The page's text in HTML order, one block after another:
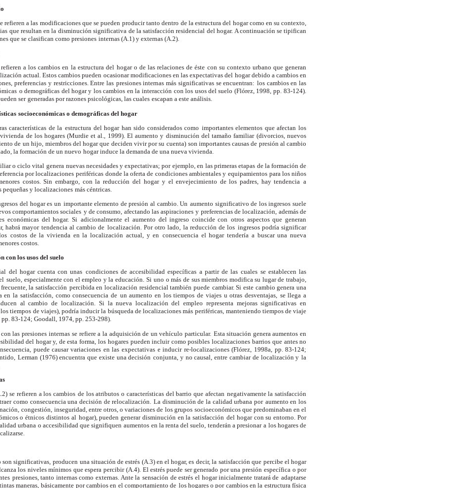
refieren a las modificaciones que se pueden producir tanto dentro de la estructura del hogar como en su contexto,
que resultan en la disminución significativa de la satisfacción residencial del hogar. A continuación se tipifican
que se clasifican como presiones internas (A.1) y externas (A.2).
a los cambios en la estructura del hogar o de las relaciones de éste con su contexto urbano que generan
actual. Estos cambios pueden ocasionar modificaciones en las expectativas del hogar debido a cambios en
preferencias y restricciones. Entre las presiones internas más significativas se encuentran: los cambios en las
o demográficas del hogar y los cambios en la interacción con los usos del suelo (Flórez, 1998, pp. 83-124).
ser generadas por razones psicológicas, las cuales escapan a este análisis.
socioeconómicas o demográficas del hogar
características de la estructura del hogar han sido considerados como importantes elementos que afectan los
de los hogares (Murdie et al., 1999). El aumento y disminución del tamaño familiar (divorcios, nuevos
de un hijo, miembros del hogar que deciden vivir por su cuenta) son importantes causas de presión al cambio
la formación de un nuevo hogar induce la demanda de una nueva vivienda.
o ciclo vital genera nuevas necesidades y expectativas; por ejemplo, en las primeras etapas de la formación de
por localizaciones periféricas donde la oferta de condiciones ambientales y equipamientos para los niños
costos. Sin embargo, con la reducción del hogar y el envejecimiento de los padres, hay tendencia a
pequeñas y localizaciones más céntricas.
del hogar es un importante elemento de presión al cambio. Un aumento significativo de los ingresos suele
comportamientos sociales y de consumo, afectando las aspiraciones y preferencias de localización, además de
económicas del hogar. Si adicionalmente el aumento del ingreso coincide con otros aspectos que generan
habrá mayor tendencia al cambio de localización. Por otro lado, la reducción de los ingresos podría significar
costos de la vivienda en la localización actual, y en consecuencia el hogar tendería a buscar una nueva
costos.
con los usos del suelo
del hogar cuenta con unas condiciones de accesibilidad específicas a partir de las cuales se establecen las
suelo, especialmente con el empleo y la educación. Si uno o más de sus miembros modifica su lugar de trabajo,
la satisfacción percibida en localización residencial también puede cambiar. Si este cambio genera una
en la satisfacción, como consecuencia de un aumento en los tiempos de viajes u otras desventajas, se llega a
al cambio de localización. Si la nueva localización del empleo representa mejoras significativas en
los tiempos de viajes), podría inducir la búsqueda de localizaciones más periféricas, manteniendo tiempos de viaje
pp. 83-124; Goodall, 1974, pp. 253-298).
las presiones internas se refiere a la adquisición de un vehículo particular. Esta situación genera aumentos en
del hogar y, de esta forma, los hogares pueden incluir como posibles localizaciones barrios que antes no
puede causar variaciones en las expectativas e inducir re-localizaciones (Flórez, 1998a, pp. 83-124;
Lerman (1976) encuentra que existe una decisión conjunta, y no causal, entre cambiar de localización y la
se refieren a los cambios de los atributos o características del barrio que afectan negativamente la satisfacción
traer como consecuencia una decisión de relocalización. La disminución de la calidad urbana por aumento en los
congestión, inseguridad, entre otros, o variaciones de los grupos socioeconómicos que predominaban en el
o étnicos distintos al hogar), pueden generar disminución en la satisfacción del hogar con su entorno. Por
urbana o accesibilidad que signifiquen aumentos en la renta del suelo, tenderán a presionar a los hogares de
son significativas, producen una situación de estrés (A.3) en el hogar, es decir, la satisfacción que percibe el hogar
los niveles mínimos que espera percibir (A.4). El estrés puede ser generado por una presión específica o por
presiones, tanto internas como externas. Ante la sensación de estrés el hogar inicialmente tratará de adaptarse
maneras, básicamente por cambios en el comportamiento de los hogares o por cambios en la estructura física